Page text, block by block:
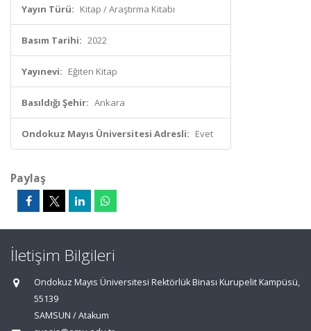
Yayın Türü: Kitap / Araştırma Kitabı
Basım Tarihi: 2022
Yayınevi: Eğiten Kitap
Basıldığı Şehir: Ankara
Ondokuz Mayıs Üniversitesi Adresli: Evet
Paylaş
İletişim Bilgileri
Ondokuz Mayıs Üniversitesi Rektörlük Binası Kurupelit Kampüsü,
55139
SAMSUN / Atakum